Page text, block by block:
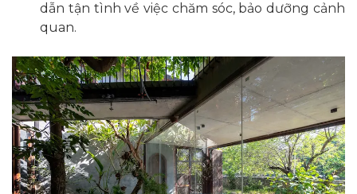
dẫn tận tình về việc chăm sóc, bảo dưỡng cảnh
quan.